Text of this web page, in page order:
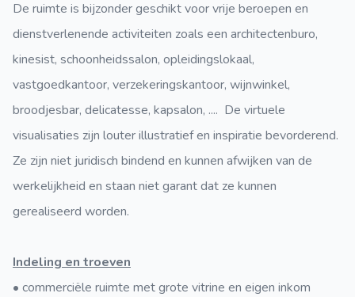
De ruimte is bijzonder geschikt voor vrije beroepen en
dienstverlenende activiteiten zoals een architectenburo,
kinesist, schoonheidssalon, opleidingslokaal,
vastgoedkantoor, verzekeringskantoor, wijnwinkel,
broodjesbar, delicatesse, kapsalon, .... De virtuele
visualisaties zijn louter illustratief en inspiratie bevorderend.
Ze zijn niet juridisch bindend en kunnen afwijken van de
werkelijkheid en staan niet garant dat ze kunnen
gerealiseerd worden.
Indeling en troeven
• commerciële ruimte met grote vitrine en eigen inkom